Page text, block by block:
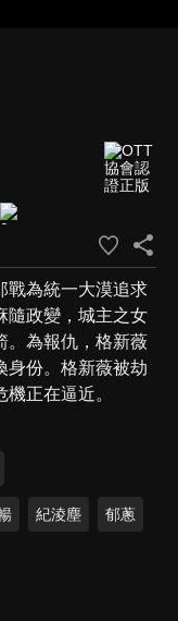
戰為統一大漠追求
隨政變，城主之女
。為報仇，格新薇
身份。格新薇被劫
正在逼近。
紀淩塵 郁蔥